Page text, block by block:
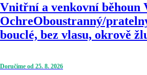
Vnitřní a venkovní běhoun
OchreOboustranný/
bouclé, bez vlasu, okrově
Doručíme od 25. 8. 2026